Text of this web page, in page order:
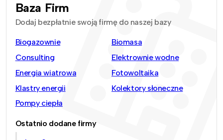
Baza Firm
Dodaj bezpłatnie swoją firmę do naszej bazy
Biogazownie
Biomasa
Consulting
Elektrownie wodne
Energia wiatrowa
Fotowoltaika
Klastry energii
Kolektory słoneczne
Pompy ciepła
Ostatnio dodane firmy